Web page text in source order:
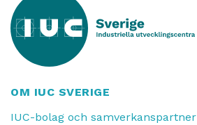
OM IUC SVERIGE
IUC-bolag och samverkanspartner